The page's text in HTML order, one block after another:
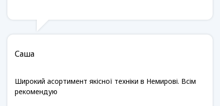
Саша
Широкий асортимент якісної техніки в Немирові. Всім
рекомендую